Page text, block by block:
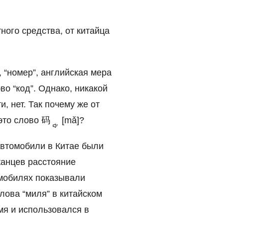
средства, от китайца
английская мера
“код”. Однако, никакой
нет. Так почему же от
слово 码 [mǎ]?
в Китае были
расстояние
показывали
“миля” в китайском
и использовался в